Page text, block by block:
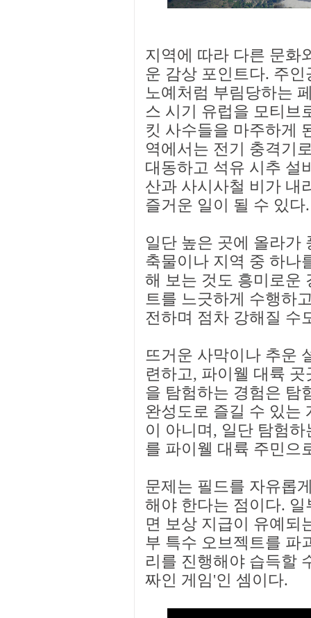
지역에 따라 다른 문화
운 감상 포인트다. 주
노예처럼 부림당하는
스 시기 유럽을 모티브
킷 사수들을 마주하게
역에서는 전기 충격기
대동하고 석유 시추 설
산과 사시사철 비가 내
즐거운 일이 될 수 있다.
일단 높은 곳에 올라가
축물이나 지역 중 하나
해 보는 것도 흥미로운
트를 느긋하게 수행하
전하며 점차 강해질 수
뜨거운 사막이나 추운
련하고, 파이웰 대륙
을 탐험하는 경험은 탐
완성도로 즐길 수 있는
이 아니며, 일단 탐험
를 파이웰 대륙 주민으
문제는 필드를 자유롭
해야 한다는 점이다.
면 보상 지급이 유예되
부 특수 오브젝트를 파
리를 진행해야 습득할
짜인 게임'인 셈이다.